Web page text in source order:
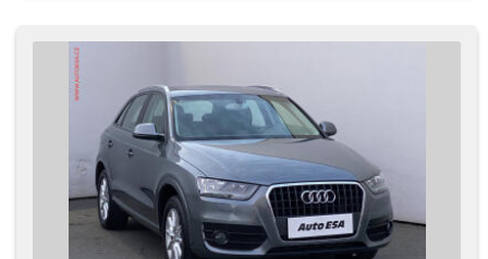
světlomety, Autoradio, Teilbare Rücksitzbank, El. Spiegel,
El. Vorderscheiben, hands free, Wegfahrsperre,
Klimaautomatik, Lederpolsterung, zadní loketní opěrka,
malý kožený paket, Multifunktionslenkrad, Lenkrad
einstellbar, Bordcomputer, Sportsitze, starten per Taste,
beheizte Sitze, samostmívací zrcátka, Bluetooth,
Automatikgetriebe